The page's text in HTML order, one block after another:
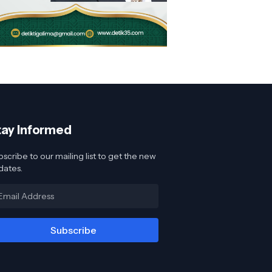
Informed
to our mailing list to get the new